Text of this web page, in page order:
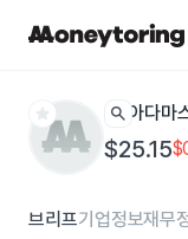
star search 아다마
$25.15
브리프기업정보재무